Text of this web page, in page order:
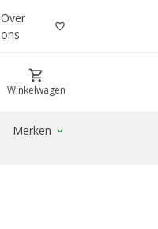
Over
ons
favorite_border
shopping_cart
Winkelwagen
Merken expand_more